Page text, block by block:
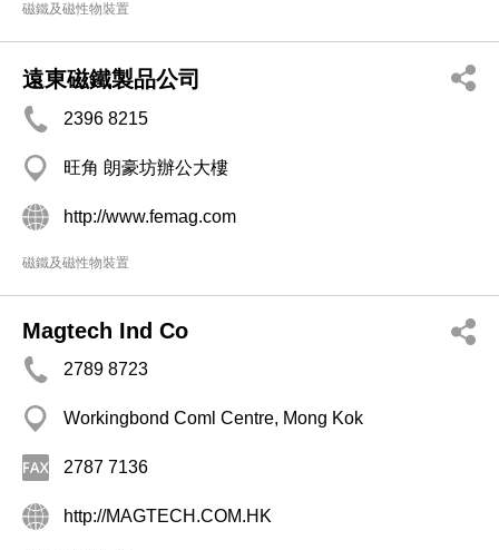
磁鐵及磁性物裝置
遠東磁鐵製品公司
2396 8215
旺角 朗豪坊辦公大樓
http://www.femag.com
磁鐵及磁性物裝置
Magtech Ind Co
2789 8723
Workingbond Coml Centre, Mong Kok
2787 7136
http://MAGTECH.COM.HK